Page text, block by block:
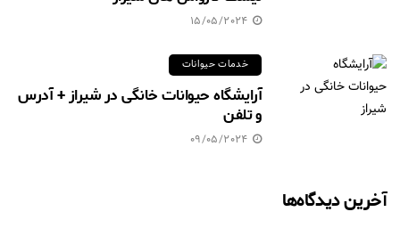
15/05/2024
خدمات حیوانات
آرایشگاه حیوانات خانگی در شیراز + آدرس
و تلفن
09/05/2024
آخرین دیدگاه‌ها